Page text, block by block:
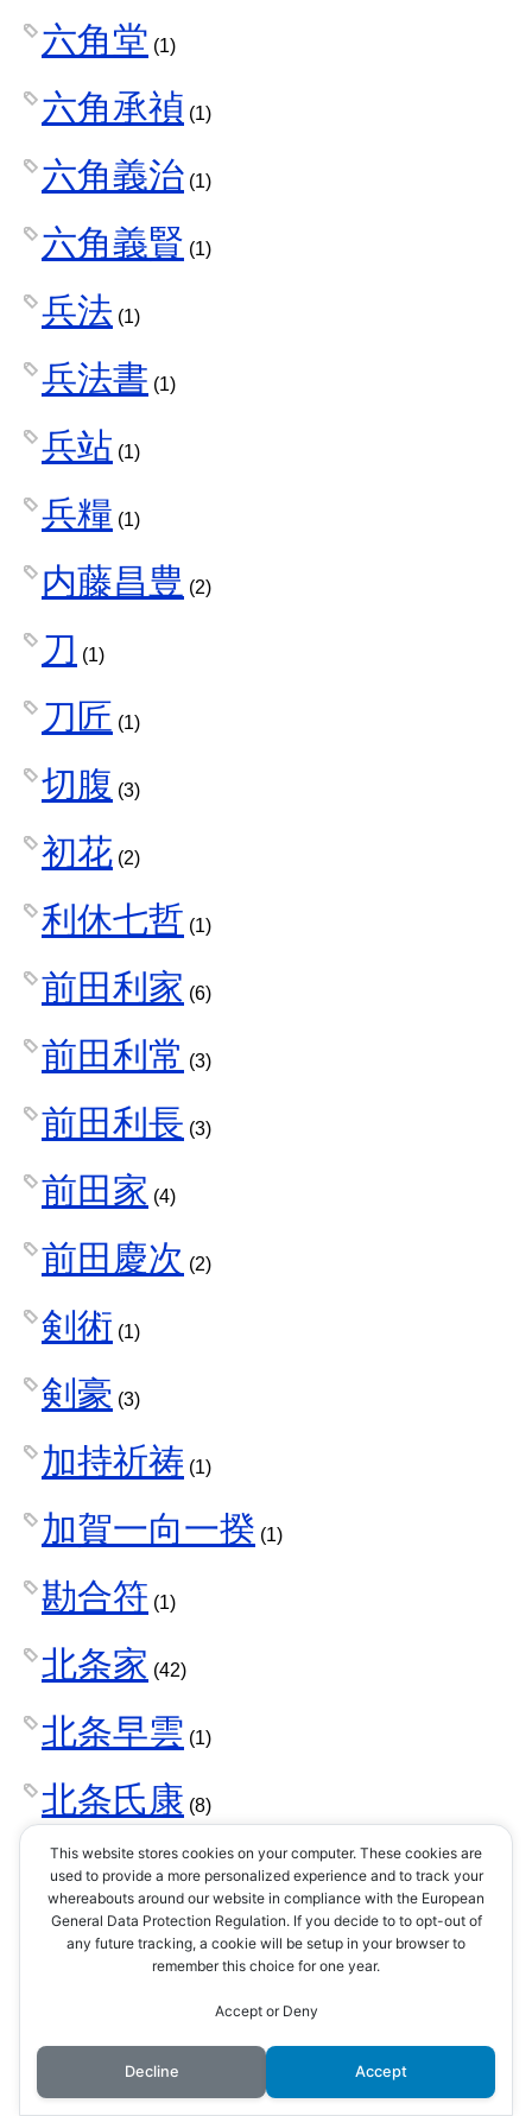
六角堂 (1)
六角承禎 (1)
六角義治 (1)
六角義賢 (1)
兵法 (1)
兵法書 (1)
兵站 (1)
兵糧 (1)
内藤昌豊 (2)
刀 (1)
刀匠 (1)
切腹 (3)
初花 (2)
利休七哲 (1)
前田利家 (6)
前田利常 (3)
前田利長 (3)
前田家 (4)
前田慶次 (2)
剣術 (1)
剣豪 (3)
加持祈祷 (1)
加賀一向一揆 (1)
勘合符 (1)
北条家 (42)
北条早雲 (1)
北条氏康 (8)
北条氏政(4)
北条氏照(3)
北条氏綱
This website stores cookies on your computer. These cookies are
used to provide a more personalized experience and to track your
whereabouts around our website in compliance with the European
General Data Protection Regulation. If you decide to to opt-out of
any future tracking, a cookie will be setup in your browser to
remember this choice for one year.
Accept or Deny
Decline Accept